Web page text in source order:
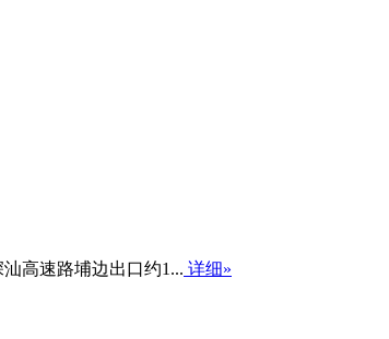
高速路埔边出口约1... 详细»